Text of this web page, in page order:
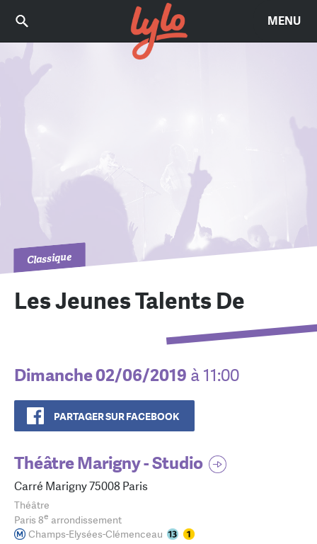
MENU
Classique
Les Jeunes Talents De
Dimanche 02/06/2019 à 11:00
PARTAGER SUR FACEBOOK
Théâtre Marigny - Studio
Carré Marigny 75008 Paris
Théâtre
Paris 8e arrondissement
Champs-Elysées-Clémenceau